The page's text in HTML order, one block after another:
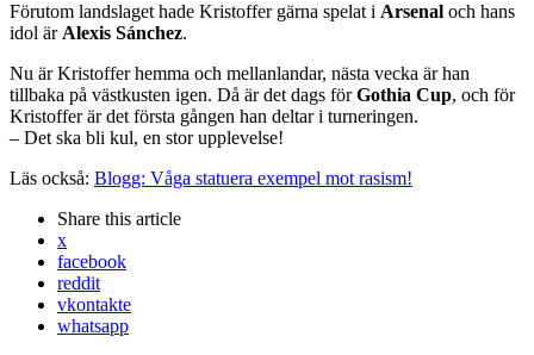
Förutom landslaget hade Kristoffer gärna spelat i Arsenal och hans
idol är Alexis Sánchez.
Nu är Kristoffer hemma och mellanlandar, nästa vecka är han
tillbaka på västkusten igen. Då är det dags förGothia Cup, och för
Kristoffer är det första gången han deltar i turneringen.
– Det ska bli kul, en stor upplevelse!
Läs också: Blogg: Våga statuera exempel mot rasism!
Share this article
x
facebook
reddit
vkontakte
whatsapp